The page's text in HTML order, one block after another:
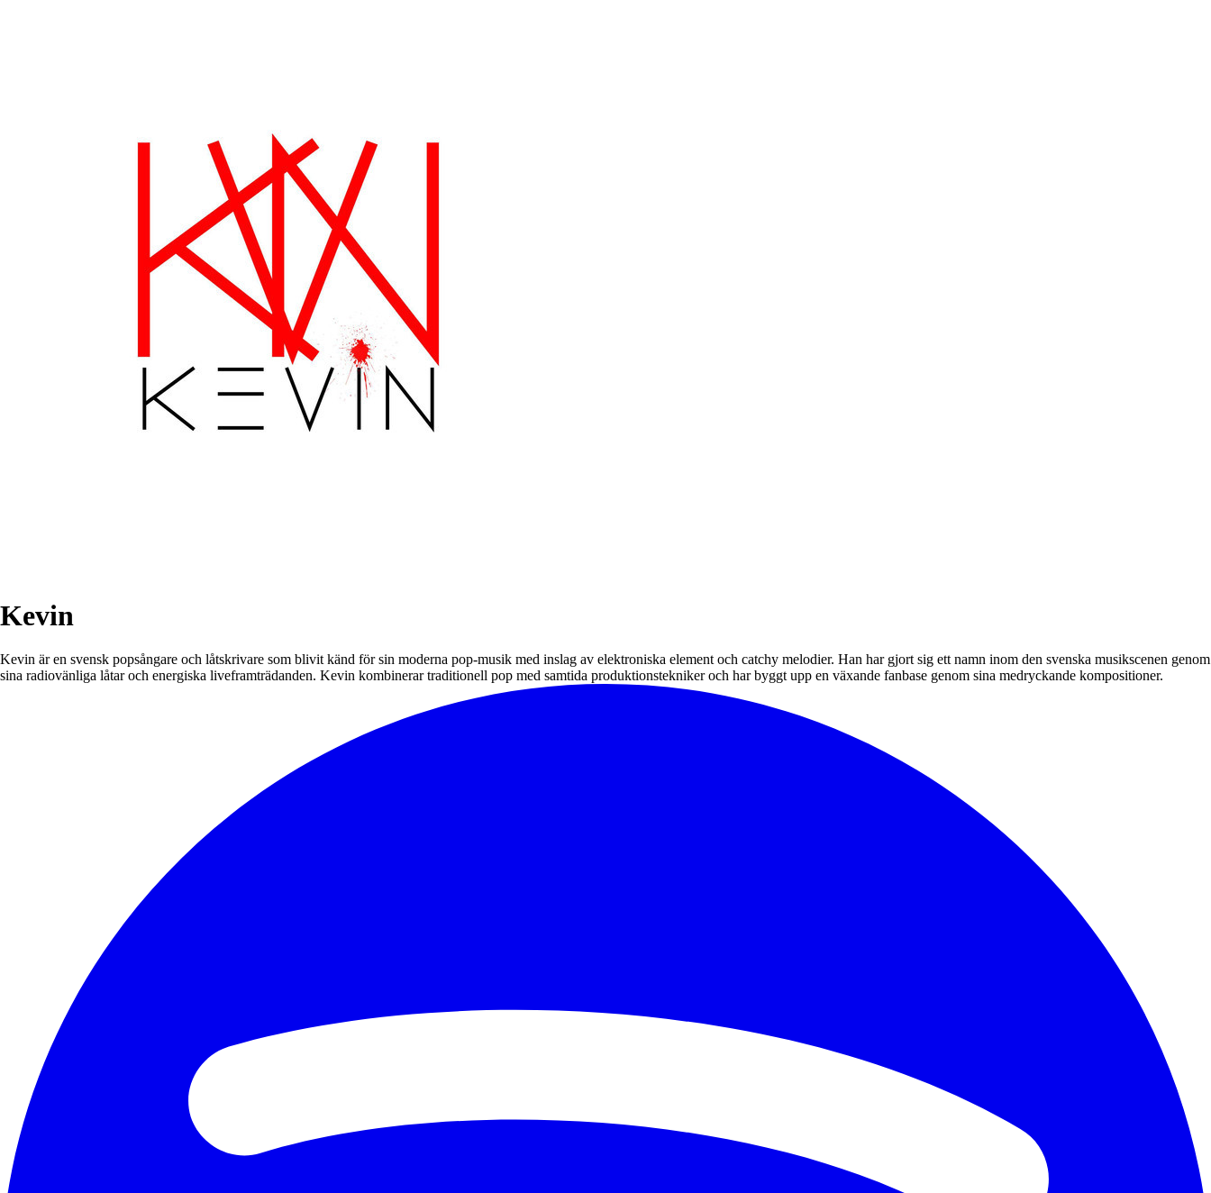
Kevin
Kevin är en svensk popsångare och låtskrivare som blivit känd för sin moderna pop-musik med inslag av elektroniska element och catchy melodier. Han har gjort sig ett namn inom den svenska musikscenen genom
sina radiovänliga låtar och energiska liveframträdanden. Kevin kombinerar traditionell pop med samtida produktionstekniker och har byggt upp en växande fanbase genom sina medryckande kompositioner.